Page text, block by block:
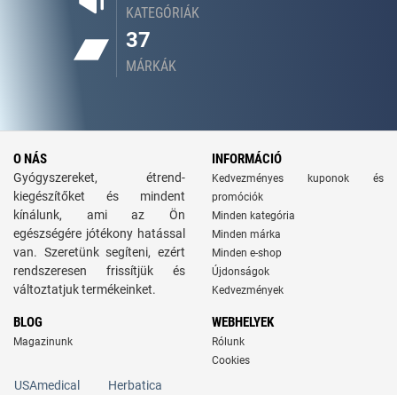
KATEGÓRIÁK
37
MÁRKÁK
O NÁS
Gyógyszereket, étrend-
kiegészítőket és mindent
kínálunk, ami az Ön
egészségére jótékony hatással
van. Szeretünk segíteni, ezért
rendszeresen frissítjük és
változtatjuk termékeinket.
INFORMÁCIÓ
Kedvezményes kuponok és
promóciók
Minden kategória
Minden márka
Minden e-shop
Újdonságok
Kedvezmények
BLOG
Magazinunk
WEBHELYEK
Rólunk
Cookies
USAmedical Herbatica